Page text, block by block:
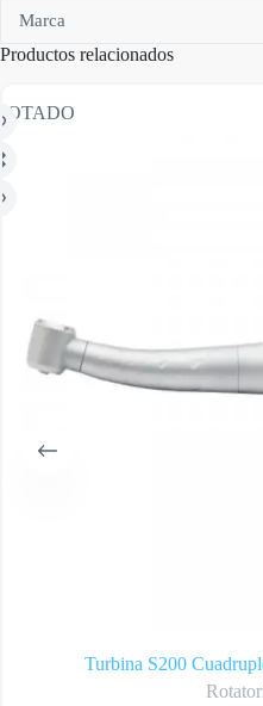
Marca
Productos relacionados
Turbina S200